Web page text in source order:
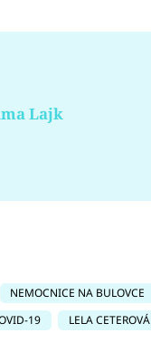
Lajk
NEMOCNICE NA BULOVCE
19 LELA CETEROVÁ